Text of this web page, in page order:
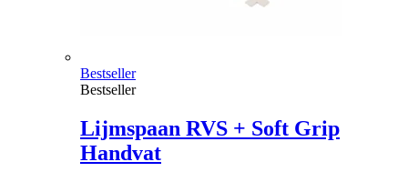
Bestseller
Bestseller
Lijmspaan RVS + Soft Grip
Handvat